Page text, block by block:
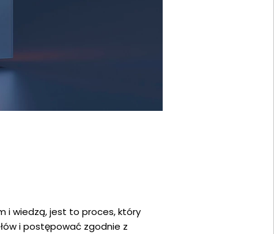
i wiedzą, jest to proces, który
i postępować zgodnie z